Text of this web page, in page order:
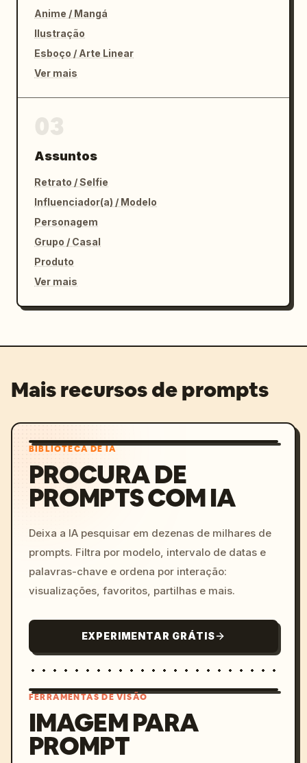
Anime / Mangá
Ilustração
Esboço / Arte Linear
Ver mais
Assuntos
Retrato / Selfie
Influenciador(a) / Modelo
Personagem
Grupo / Casal
Produto
Ver mais
Mais recursos de prompts
BIBLIOTECA DE IA
PROCURA DE
PROMPTS COM IA
Deixa a IA pesquisar em dezenas de milhares de
prompts. Filtra por modelo, intervalo de datas e
palavras-chave e ordena por interação:
visualizações, favoritos, partilhas e mais.
EXPERIMENTAR GRÁTIS
FERRAMENTAS DE VISÃO
IMAGEM PARA
PROMPT